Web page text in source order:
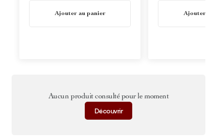
Ajouter au panier Ajouter au
Aucun produit consulté pour le moment
Découvrir